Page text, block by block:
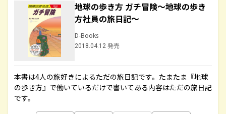
地球の歩き方 ガチ冒険～地球の歩き
方社員の旅日記～
D-Books
2018.04.12 発売
本書は4人の旅好きによるただの旅日記です。たまたま『地球
の歩き方』で働いているだけで書いてある内容はただの旅日記
です。